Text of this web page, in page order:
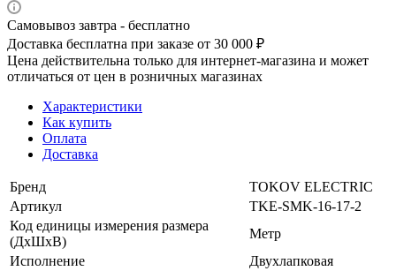
Самовывоз завтра - бесплатно
Доставка бесплатна при заказе от 30 000 ₽
Цена действительна только для интернет-магазина и может
отличаться от цен в розничных магазинах
Характеристики
Как купить
Оплата
Доставка
Бренд
TOKOV ELECTRIC
Артикул
TKE-SMK-16-17-2
Код единицы измерения размера
(ДхШхВ)
Метр
Исполнение
Двухлапковая